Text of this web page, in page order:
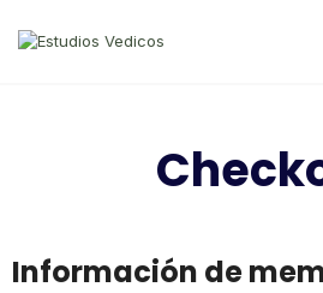
Información de